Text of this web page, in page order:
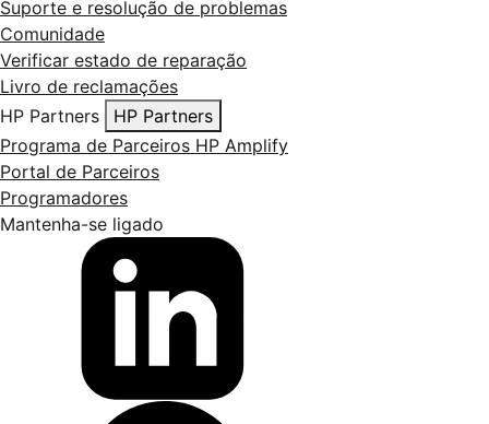
Suporte e resolução de problemas
Comunidade
Verificar estado de reparação
Livro de reclamações
HP Partners
HP Partners
Programa de Parceiros HP Amplify
Portal de Parceiros
Programadores
Mantenha-se ligado